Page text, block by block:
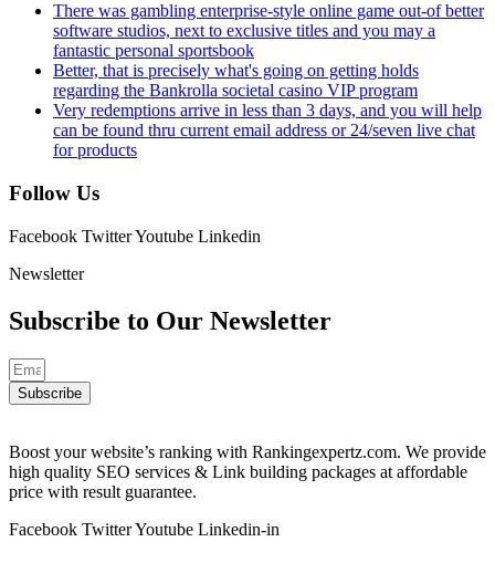
There was gambling enterprise-style online game out-of better
software studios, next to exclusive titles and you may a
fantastic personal sportsbook
Better, that is precisely what's going on getting holds
regarding the Bankrolla societal casino VIP program
Very redemptions arrive in less than 3 days, and you will help
can be found thru current email address or 24/seven live chat
for products
Follow Us
Facebook TwitterYoutube Linkedin
Newsletter
Subscribe to Our Newsletter
Subscribe
Boost your website’s ranking with Rankingexpertz.com. We provide
high quality SEO services & Link building packages at affordable
price with result guarantee.
Facebook TwitterYoutube Linkedin-in